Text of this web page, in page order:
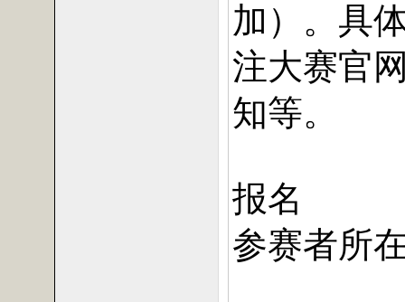
加）。具
注大赛官
知等。
报名
参赛者所